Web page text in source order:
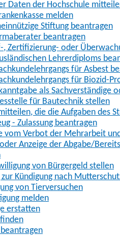
Daten der Hochschule
melden
Stiftung beantragen
beantragen
, Zertifizierung- oder
Lehrerdiploms
für Asbest
für Biozid-
als Sachverständige
für Bautechnik stellen
die die Aufgaben des
- Zulassung beantragen
vom Verbot der Mehrarbeit
Anzeige der Abgabe/
von Bürgergeld stellen
Kündigung nach
von Tierversuchen
melden
erstatten